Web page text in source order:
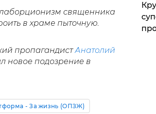
священника
в храме пыточную.
пропагандистАнатолий
новое подозрение в
- За жизнь (ОПЗЖ)